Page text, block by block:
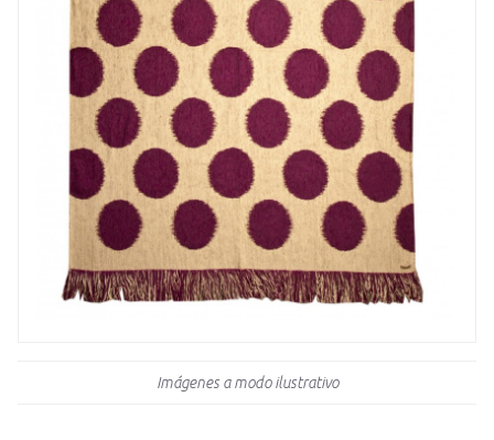
Imágenes a modo ilustrativo